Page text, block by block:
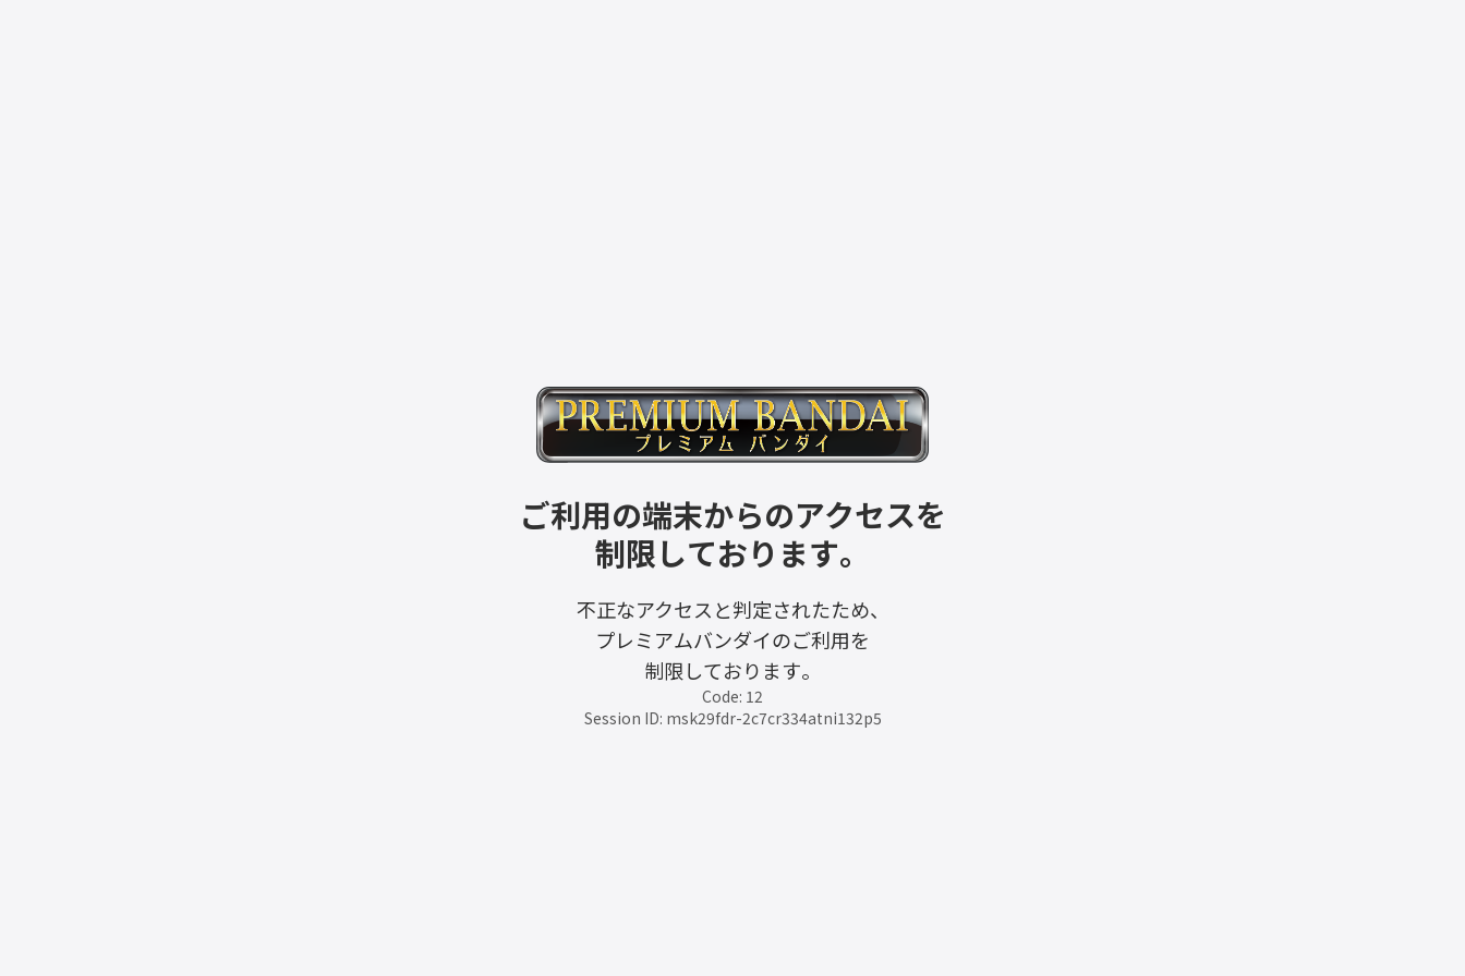
ご利用の端末からのアクセスを
制限しております。
不正なアクセスと判定されたため、
プレミアムバンダイのご利用を
制限しております。
Code: 12
Session ID: msk29fdr-2c7cr334atni132p5